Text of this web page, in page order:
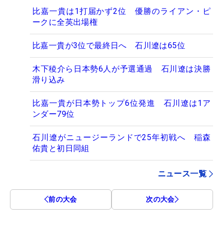
比嘉一貴は1打届かず2位 優勝のライアン・ピ
ークに全英出場権
比嘉一貴が3位で最終日へ 石川遼は65位
木下稜介ら日本勢6人が予選通過 石川遼は決勝
滑り込み
比嘉一貴が日本勢トップ6位発進 石川遼は1ア
ンダー79位
石川遼がニュージーランドで25年初戦へ 稲森
佑貴と初日同組
ニュース一覧
前の大会 次の大会